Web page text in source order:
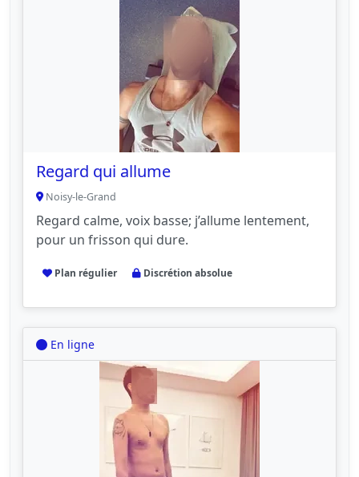
Regard qui allume
Noisy-le-Grand
Regard calme, voix basse; j’allume lentement,
pour un frisson qui dure.
Plan régulier Discrétion absolue
En ligne